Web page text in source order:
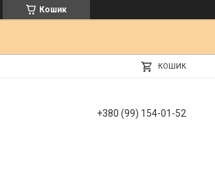
Кошик
КОШИК
+380 (99) 154-01-52